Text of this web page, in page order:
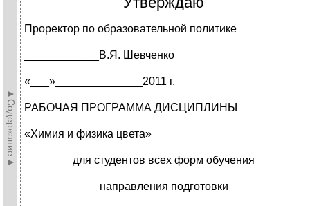
►Содержание►
Проректор по образовательной политике
____________В.Я. Шевченко
«___»______________2011 г.
РАБОЧАЯ ПРОГРАММА ДИСЦИПЛИНЫ
«Химия и физика цвета»
для студентов всех форм обучения
направления подготовки